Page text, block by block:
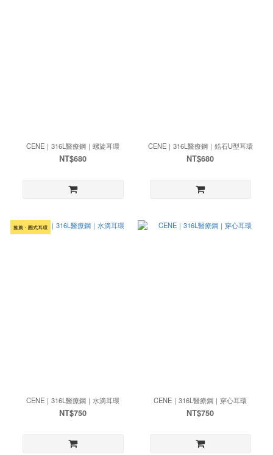
CENE｜316L醫療鋼｜螺旋耳環
NT$680
CENE｜316L醫療鋼｜鋯石U型耳環
NT$680
推薦・圈式耳環
CENE｜316L醫療鋼｜水滴耳環
NT$750
CENE｜316L醫療鋼｜穿心耳環
NT$750